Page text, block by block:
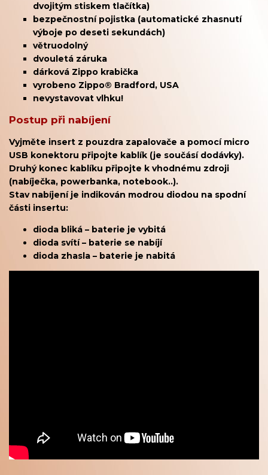
dvojitým stiskem tlačítka)
bezpečnostní pojistka (automatické zhasnutí
výboje po deseti sekundách)
větruodolný
dvouletá záruka
dárková Zippo krabička
vyrobeno Zippo® Bradford, USA
nevystavovat vlhku!
Postup při nabíjení
Vyjměte insert z pouzdra zapalovače a pomocí micro
USB konektoru připojte kablík (je součásí dodávky).
Druhý konec kablíku připojte k vhodnému zdroji
(nabíječka, powerbanka, notebook..).
Stav nabíjení je indikován modrou diodou na spodní
části insertu:
dioda bliká – baterie je vybitá
dioda svítí – baterie se nabíjí
dioda zhasla – baterie je nabitá